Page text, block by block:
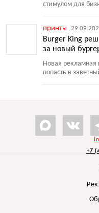
стимулом для
принты
Burger King
за новый
Новая
попасть в
+7